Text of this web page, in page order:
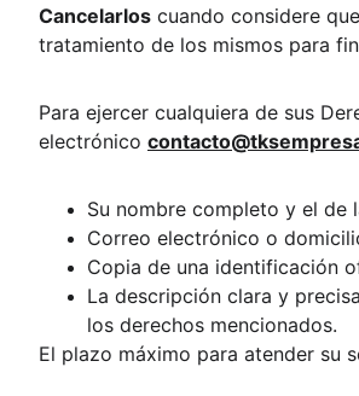
Cancelarlos cuando considere
tratamiento de los mismos para
Para ejercer cualquiera de sus
electrónico
Su nombre completo y el de
Correo electrónico o
Copia de una identificación
La descripción clara y
los derechos mencionados.
El plazo máximo para atender su